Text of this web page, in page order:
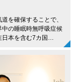
を確保することで、
の睡眠時無呼吸症候
本を含む7カ国…